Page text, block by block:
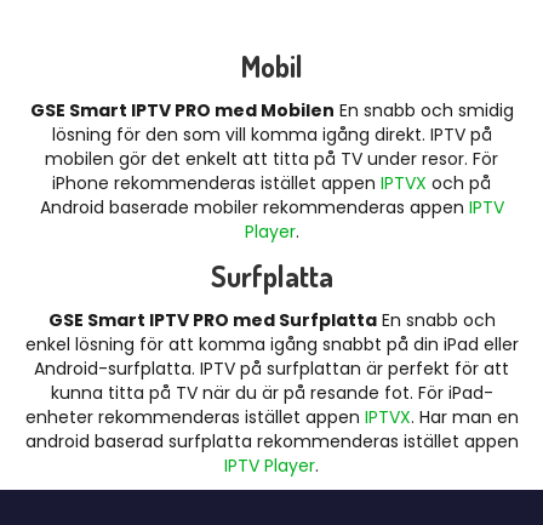
Mobil
GSE Smart IPTV PRO med Mobilen En snabb och smidig
lösning för den som vill komma igång direkt. IPTV på
mobilen gör det enkelt att titta på TV under resor. För
iPhone rekommenderas istället appen IPTVX och på
Android baserade mobiler rekommenderas appen IPTV
Player.
Surfplatta
GSE Smart IPTV PRO med SurfplattaEn snabb och
enkel lösning för att komma igång snabbt på din iPad eller
Android-surfplatta. IPTV på surfplattan är perfekt för att
kunna titta på TV när du är på resande fot. För iPad-
enheter rekommenderas istället appen IPTVX. Har man en
android baserad surfplatta rekommenderas istället appen
IPTV Player.